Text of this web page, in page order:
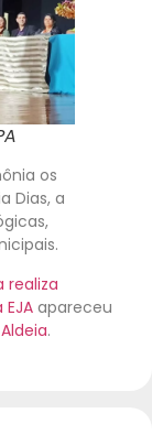
os
Dias, a
realiza
apareceu
.